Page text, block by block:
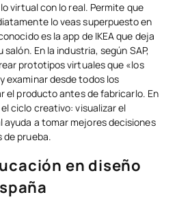
virtual con lo real. Permite que
lo veas superpuesto en
es la app de IKEA que deja
En la industria, según SAP,
prototipos virtuales que «los
examinar desde todos los
el producto antes de fabricarlo. En
ciclo creativo: visualizar el
a tomar mejores decisiones
de prueba.
en diseño